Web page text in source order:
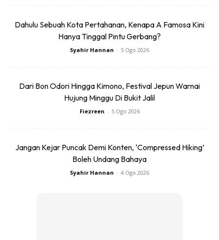
Dahulu Sebuah Kota Pertahanan, Kenapa A Famosa Kini
Hanya Tinggal Pintu Gerbang?
Syahir Hannan - 5 Ogo 2026
Dari Bon Odori Hingga Kimono, Festival Jepun Warnai
Hujung Minggu Di Bukit Jalil
Fiezreen - 5 Ogo 2026
Jangan Kejar Puncak Demi Konten, ‘Compressed Hiking’
Boleh Undang Bahaya
Syahir Hannan - 4 Ogo 2026